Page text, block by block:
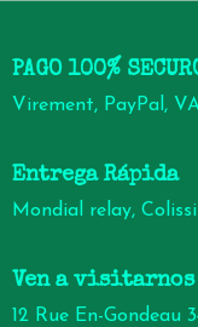
PAGO 100%
Virement, PayPal,
Entrega Rápida
Mondial relay,
Ven a visitarnos
12 Rue En-